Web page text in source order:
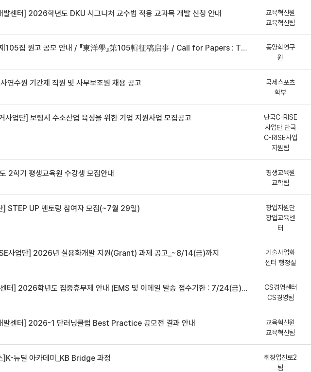
발센터] 2026학년도 DKU 시그니처 교수법 적용 교과목 개발 신청 안내
교육혁신원
교육혁신팀
집 원고 공모 안내 / 『東洋學』第105輯征稿启事 / Call for Papers : The Oriental Studies, the 105th Issue
동양학연구
원
연수원 기간제 직원 및 사무보조원 채용 공고
국제스포츠
학부
사업단] 보령시 수소산업 육성을 위한 기업 지원사업 모집공고
단국C-RISE
사업단 단국
C-RISE사업
지원팀
2학기 평생교육원 수강생 모집안내
평생교육원
교학팀
] STEP UP 멘토링 참여자 모집(~7월 29일)
창업지원단
창업교육센
터
사업단] 2026년 실용화개발 지원(Grant) 과제 공고_~8/14(금)까지
기술사업화
센터 행정실
터] 2026학년도 집중휴무제 안내 (EMS 및 이메일 발송 접수기한 : 7/24(금) 오후 12시까지)
CS경영센터
CS경영팀
발센터] 2026-1 단러닝클럽 Best Practice 공모전 결과 안내
교육혁신원
교육혁신팀
]K-뉴딜 아카데미_KB Bridge 과정
취창업진로2
팀